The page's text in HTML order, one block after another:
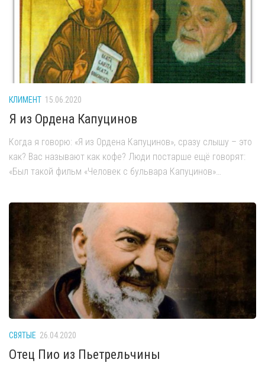
КЛИМЕНТ 15.06.2020
Я из Ордена Капуцинов
Когда я говорю: «Я из Ордена Капуцинов», сразу слышу – это
как? Вас называют как кофе? Люди постарше ещё говорят:
«Был такой фильм «Человек с бульвара Капуцинов»…
СВЯТЫЕ 26.04.2020
Отец Пио из Пьетрельчины